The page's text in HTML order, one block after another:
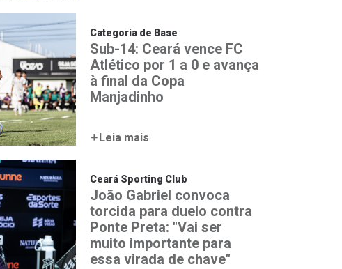
Categoria de Base
Sub-14: Ceará vence FC
Atlético por 1 a 0 e avança
à final da Copa
Manjadinho
Leia mais
Ceará Sporting Club
João Gabriel convoca
torcida para duelo contra
Ponte Preta: "Vai ser
muito importante para
essa virada de chave"